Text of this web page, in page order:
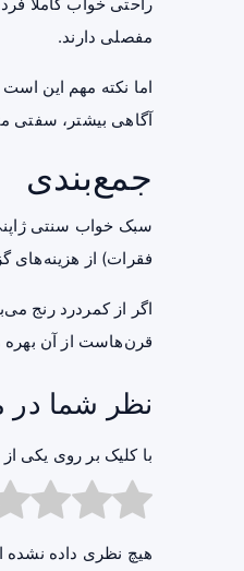
مفصلی دارند.
اما نکته مهم این
آگاهی بیشتر، سفتی
جمع‌بندی
سبک خواب سنتی
فقرات) از هزینه‌های
اگر از کمردرد رنج
قرن‌هاست از آن بهره
نظر شما
با کلیک بر روی یکی از ستاره ها از
هیچ نظری داده